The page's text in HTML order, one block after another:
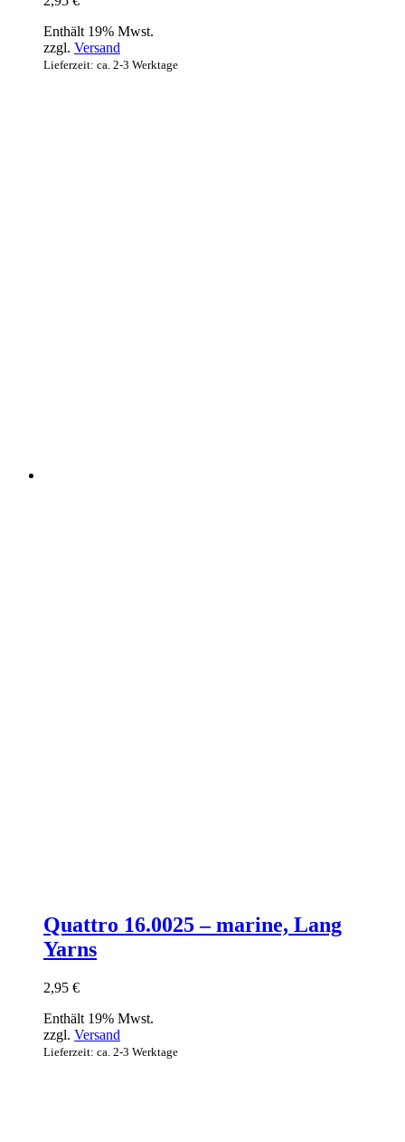
Enthält 19% Mwst.
zzgl. Versand
Lieferzeit: ca. 2-3 Werktage
Quattro 16.0025 – marine, Lang
Yarns
2,95 €
Enthält 19% Mwst.
zzgl. Versand
Lieferzeit: ca. 2-3 Werktage